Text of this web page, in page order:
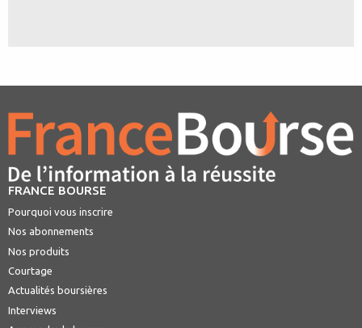
FRANCE BOURSE
Pourquoi vous inscrire
Nos abonnements
Nos produits
Courtage
Actualités boursières
Interviews